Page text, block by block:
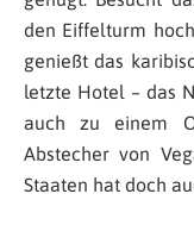
den Eiffelturm
genießt das
letzte Hotel – das
auch zu einem
Abstecher von
Staaten hat doch